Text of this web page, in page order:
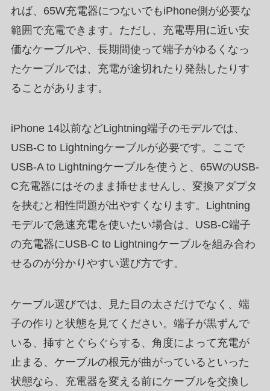
れば、65W充電器につないでもiPhone側が必要な
範囲で充電できます。ただし、充電専用に近い安
価なケーブルや、長期間使って端子がゆるくなっ
たケーブルでは、充電が途切れたり発熱したりす
ることがあります。
iPhone 14以前などLightning端子のモデルでは、
USB-C to Lightningケーブルが必要です。ここで
USB-A to Lightningケーブルを使うと、65WのUSB-
C充電器にはそのまま挿せませんし、変換アダプタ
を挟むと相性問題が出やすくなります。Lightning
モデルで急速充電を使いたい場合は、USB-C端子
の充電器にUSB-C to Lightningケーブルを組み合わ
せるのが分かりやすい選び方です。
ケーブル選びでは、見た目の太さだけでなく、端
子の作りと状態を見てください。端子が黒ずんで
いる、挿すとぐらぐらする、角度によって充電が
止まる、ケーブルの根元が曲がっているといった
状態なら、充電器を変える前にケーブルを交換し